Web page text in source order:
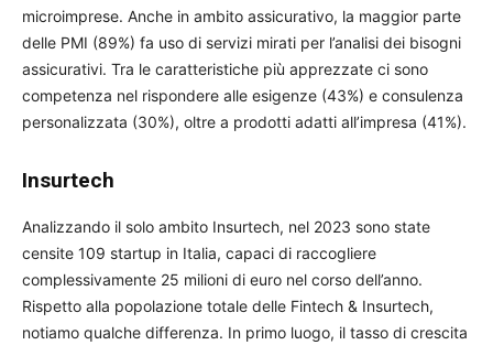
microimprese. Anche in ambito assicurativo, la maggior parte
delle PMI (89%) fa uso di servizi mirati per l’analisi dei bisogni
assicurativi. Tra le caratteristiche più apprezzate ci sono
competenza nel rispondere alle esigenze (43%) e consulenza
personalizzata (30%), oltre a prodotti adatti all’impresa (41%).
Insurtech
Analizzando il solo ambito Insurtech, nel 2023 sono state
censite 109 startup in Italia, capaci di raccogliere
complessivamente 25 milioni di euro nel corso dell’anno.
Rispetto alla popolazione totale delle Fintech & Insurtech,
notiamo qualche differenza. In primo luogo, il tasso di crescita